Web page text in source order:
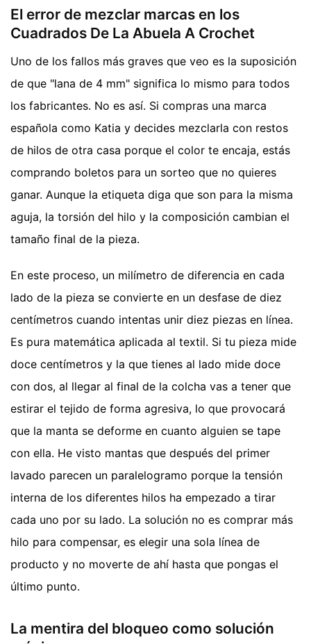
El error de mezclar marcas en los
Cuadrados De La Abuela A Crochet
Uno de los fallos más graves que veo es la suposición
de que "lana de 4 mm" significa lo mismo para todos
los fabricantes. No es así. Si compras una marca
española como Katia y decides mezclarla con restos
de hilos de otra casa porque el color te encaja, estás
comprando boletos para un sorteo que no quieres
ganar. Aunque la etiqueta diga que son para la misma
aguja, la torsión del hilo y la composición cambian el
tamaño final de la pieza.
En este proceso, un milímetro de diferencia en cada
lado de la pieza se convierte en un desfase de diez
centímetros cuando intentas unir diez piezas en línea.
Es pura matemática aplicada al textil. Si tu pieza mide
doce centímetros y la que tienes al lado mide doce
con dos, al llegar al final de la colcha vas a tener que
estirar el tejido de forma agresiva, lo que provocará
que la manta se deforme en cuanto alguien se tape
con ella. He visto mantas que después del primer
lavado parecen un paralelogramo porque la tensión
interna de los diferentes hilos ha empezado a tirar
cada uno por su lado. La solución no es comprar más
hilo para compensar, es elegir una sola línea de
producto y no moverte de ahí hasta que pongas el
último punto.
La mentira del bloqueo como solución